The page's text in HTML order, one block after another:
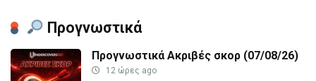
Προγνωστικά
Προγνωστικά Ακριβές σκορ (07/08/26)
12 ώρες ago